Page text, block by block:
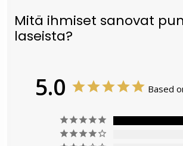
Mitä ihmiset sanovat
laseista?
5.0 Based